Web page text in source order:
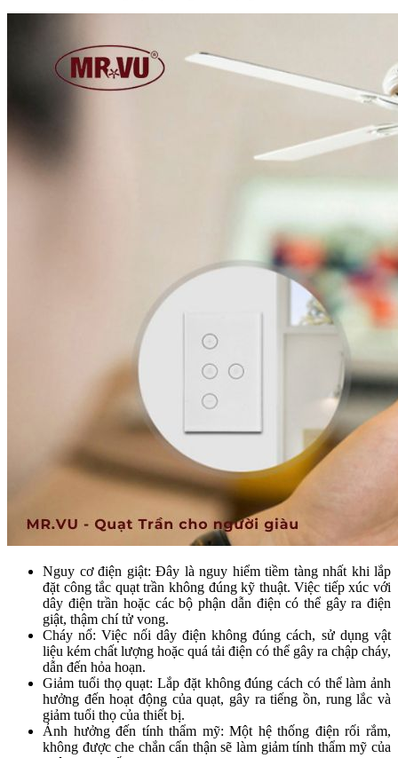
Nguy cơ điện giật: Đây là nguy hiểm tiềm tàng nhất khi lắp
đặt công tắc quạt trần không đúng kỹ thuật. Việc tiếp xúc với
dây điện trần hoặc các bộ phận dẫn điện có thể gây ra điện
giật, thậm chí tử vong.
Cháy nổ: Việc nối dây điện không đúng cách, sử dụng vật
liệu kém chất lượng hoặc quá tải điện có thể gây ra chập cháy,
dẫn đến hỏa hoạn.
Giảm tuổi thọ quạt: Lắp đặt không đúng cách có thể làm ảnh
hưởng đến hoạt động của quạt, gây ra tiếng ồn, rung lắc và
giảm tuổi thọ của thiết bị.
Ảnh hưởng đến tính thẩm mỹ: Một hệ thống điện rối rắm,
không được che chắn cẩn thận sẽ làm giảm tính thẩm mỹ của